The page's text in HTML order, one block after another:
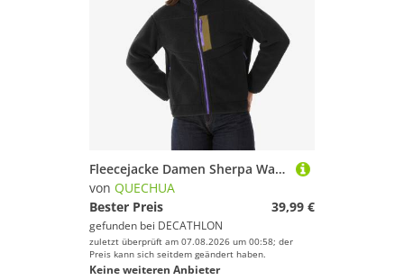
Fleecejacke Damen Sherpa Wandern - MH500 schwarz
von QUECHUA
Bester Preis
39,99 €
gefunden bei DECATHLON
zuletzt überprüft am 07.08.2026 um 00:58; der
Preis kann sich seitdem geändert haben.
Keine weiteren Anbieter